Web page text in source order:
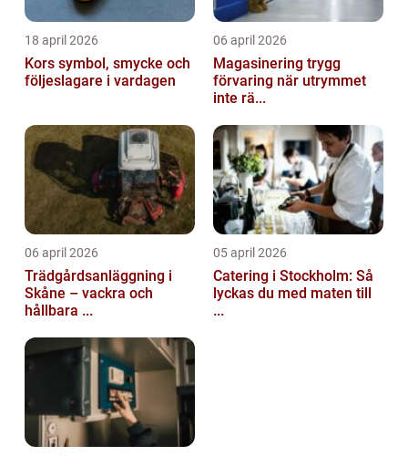
18 april 2026
Kors symbol, smycke och
följeslagare i vardagen
06 april 2026
Magasinering trygg
förvaring när utrymmet
inte rä...
06 april 2026
Trädgårdsanläggning i
Skåne – vackra och
hållbara ...
05 april 2026
Catering i Stockholm: Så
lyckas du med maten till
...